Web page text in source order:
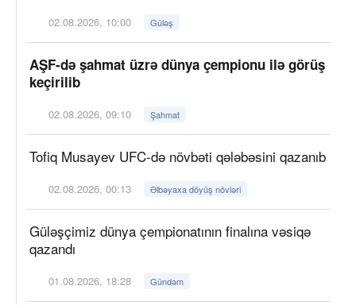
02.08.2026, 10:00 Güləş
AŞF-də şahmat üzrə dünya çempionu ilə görüş
keçirilib
02.08.2026, 09:10 Şahmat
Tofiq Musayev UFC-də növbəti qələbəsini qazanıb
02.08.2026, 00:13 Əlbəyaxa döyüş növləri
Güləşçimiz dünya çempionatının finalına vəsiqə
qazandı
01.08.2026, 18:28 Gündəm